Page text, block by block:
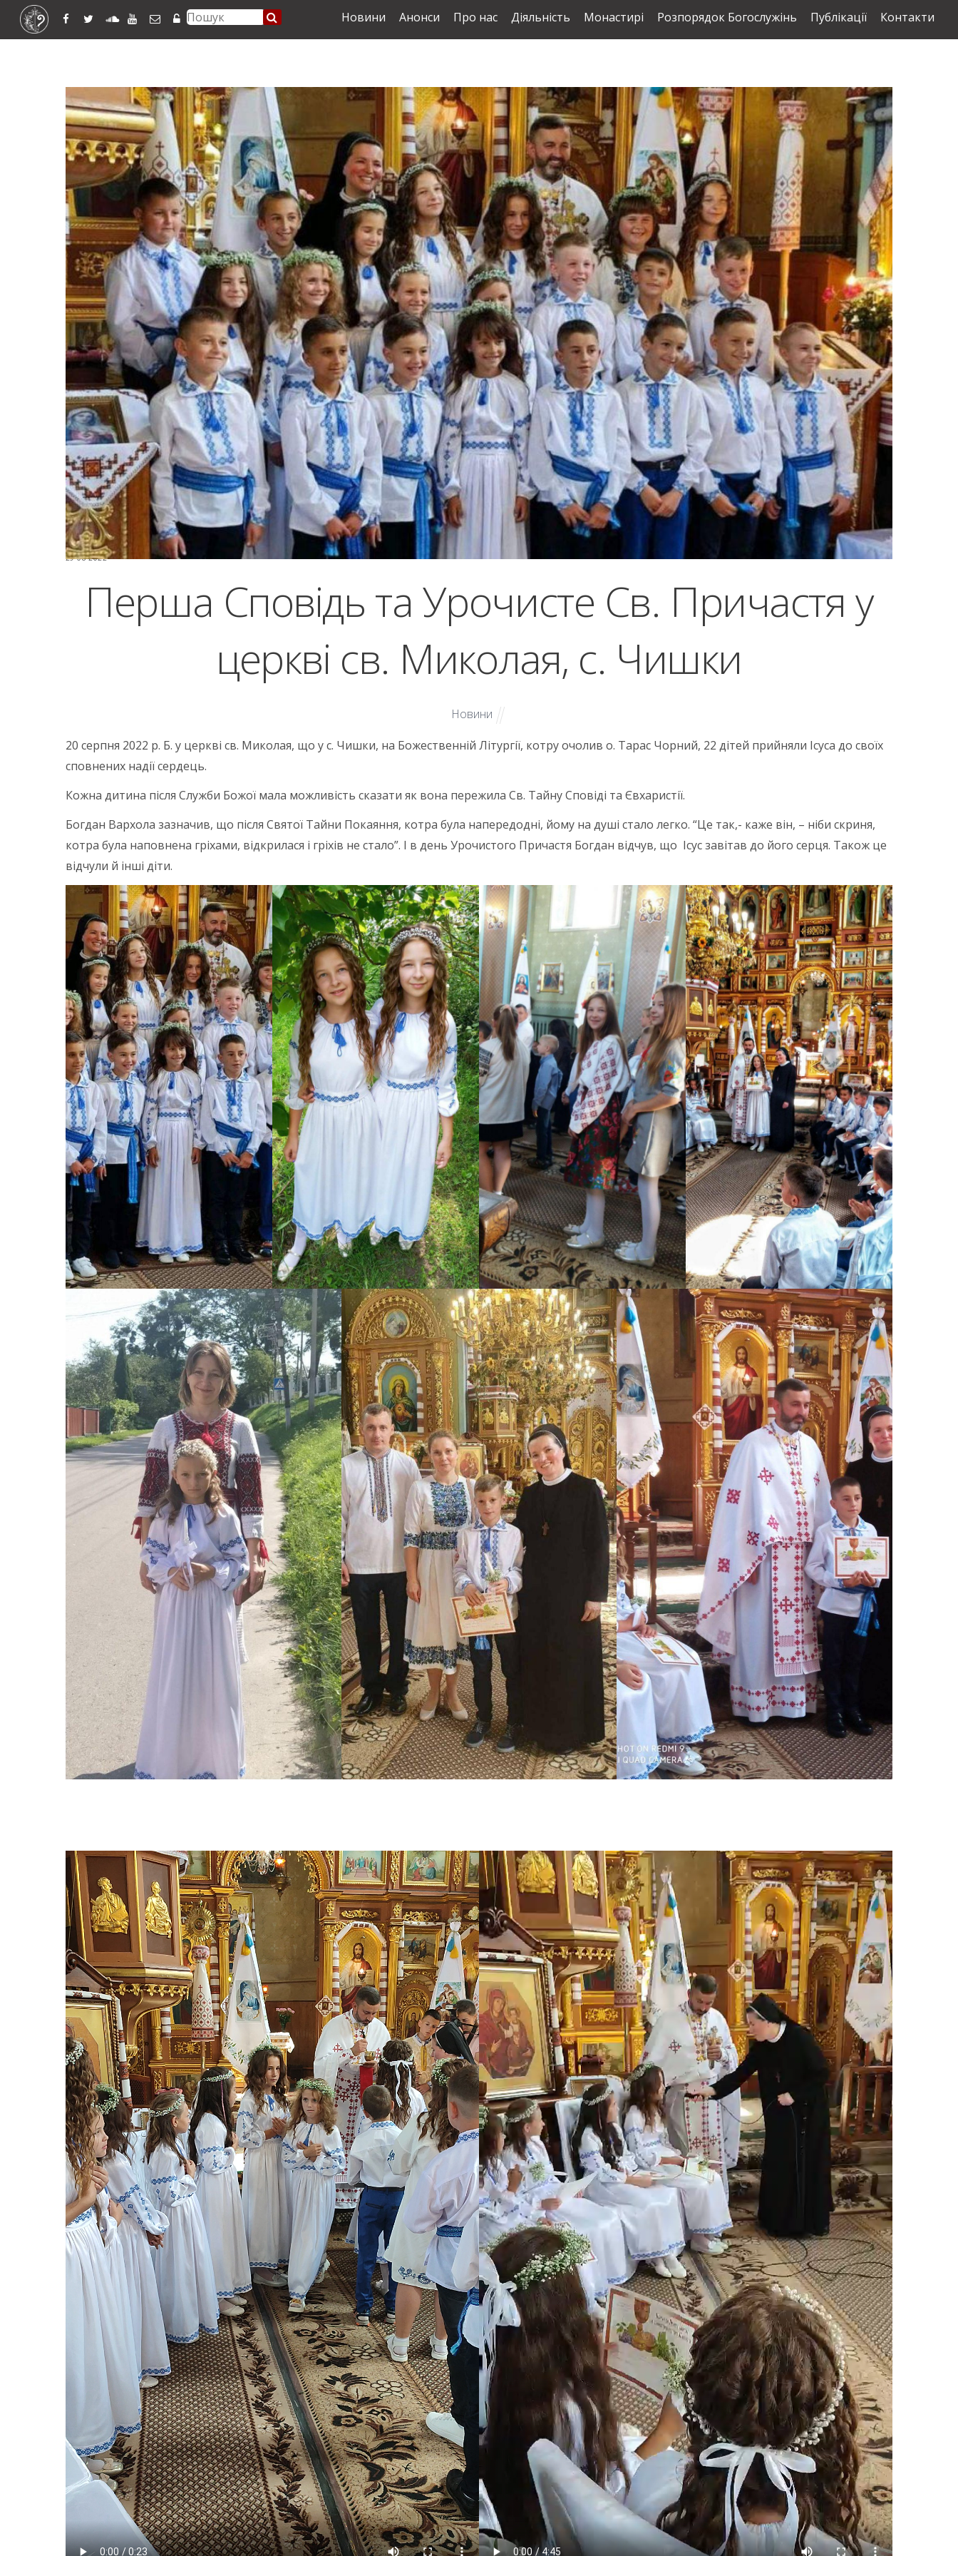
Новини Анонси Про нас Діяльність Монастирі Розпорядок Богослужінь Публікації Контакти
29-08-2022
Перша Сповідь та Урочисте Св. Причастя у
церкві св. Миколая, с. Чишки
Новини
20 серпня 2022 р. Б. у церкві св. Миколая, що у с. Чишки, на Божественній Літургії, котру очолив о. Тарас Чорний, 22 дітей прийняли Ісуса до своїх
сповнених надії сердець.
Кожна дитина після Служби Божої мала можливість сказати як вона пережила Св. Тайну Сповіді та Євхаристії.
Богдан Вархола зазначив, що після Святої Тайни Покаяння, котра була напередодні, йому на душі стало легко. “Це так,- каже він, – ніби скриня,
котра була наповнена гріхами, відкрилася і гріхів не стало”. І в день Урочистого Причастя Богдан відчув, що Ісус завітав до його серця. Також це
відчули й інші діти.